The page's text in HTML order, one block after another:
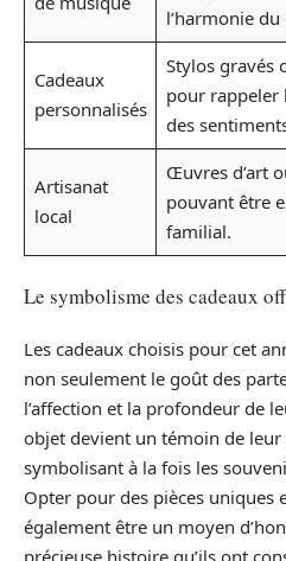
l’harmonie du
Cadeaux
personnalisés
Stylos gravés
pour rappeler
des
Artisanat
local
Œuvres d’art
pouvant être
familial.
Le symbolisme des cadeaux
Les cadeaux choisis pour cet
non seulement le goût des
l’affection et la profondeur de
objet devient un témoin de
symbolisant à la fois les
Opter pour des pièces uniques
également être un moyen
précieuse histoire qu’ils ont